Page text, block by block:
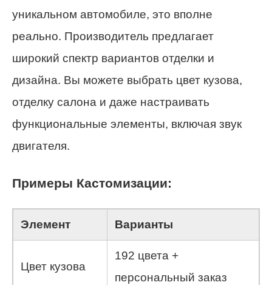
уникальном автомобиле, это вполне
реально. Производитель предлагает
широкий спектр вариантов отделки и
дизайна. Вы можете выбрать цвет кузова,
отделку салона и даже настраивать
функциональные элементы, включая звук
двигателя.
Примеры Кастомизации:
Элемент Варианты
Цвет кузова
192 цвета +
персональный заказ